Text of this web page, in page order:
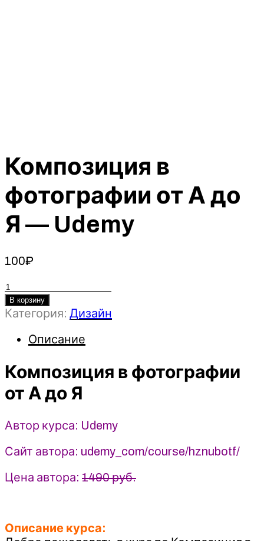
Композиция в
фотографии от А до
Я — Udemy
100₽
Количество
товара
Композиция
фотографии
А
Я
Udemy
В корзину
Категория: Дизайн
Описание
Композиция в фотографии
от А до Я
Автор курса: Udemy
Сайт автора: udemy_com/course/hznubotf/
Цена автора: 1490 руб.
Описание курса: